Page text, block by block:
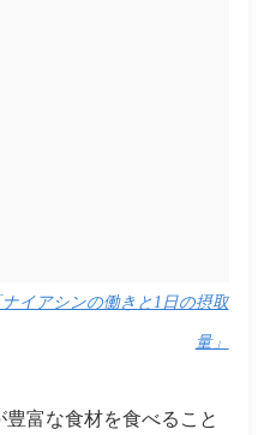
イアシンの働きと1日の摂取
量」
富な食材を食べること